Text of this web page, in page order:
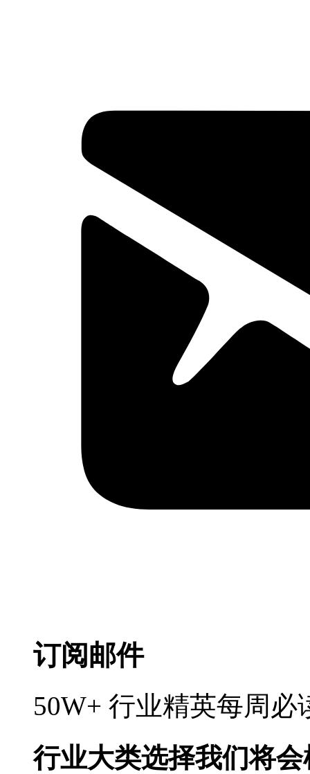
订阅邮件
50W+ 行业精英每周
行业大类选择我们将